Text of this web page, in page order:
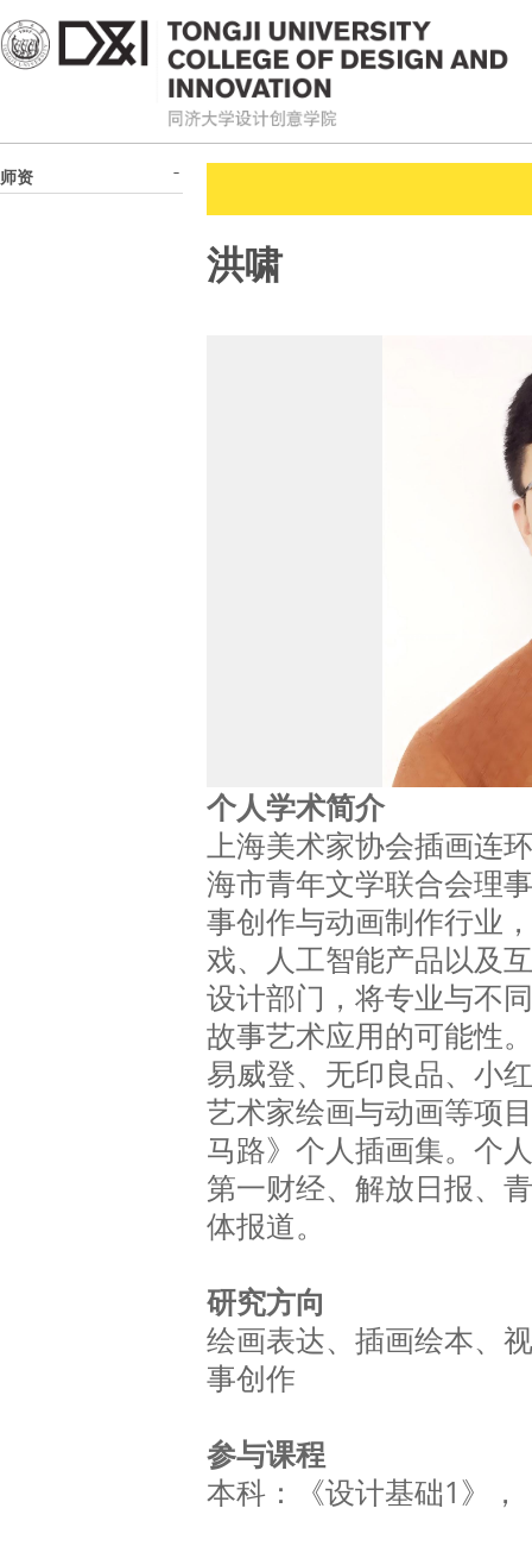
师资
洪啸
个人学术简介
上海美术家协会插画连
海市青年文学联合会理
事创作与动画制作行业
戏、人工智能产品以及
设计部门，将专业与不
故事艺术应用的可能性
易威登、无印良品、小
艺术家绘画与动画等项
马路》个人插画集。个
第一财经、解放日报、
体报道。
研究方向
绘画表达、插画绘本、
事创作
参与课程
本科：《设计基础1》